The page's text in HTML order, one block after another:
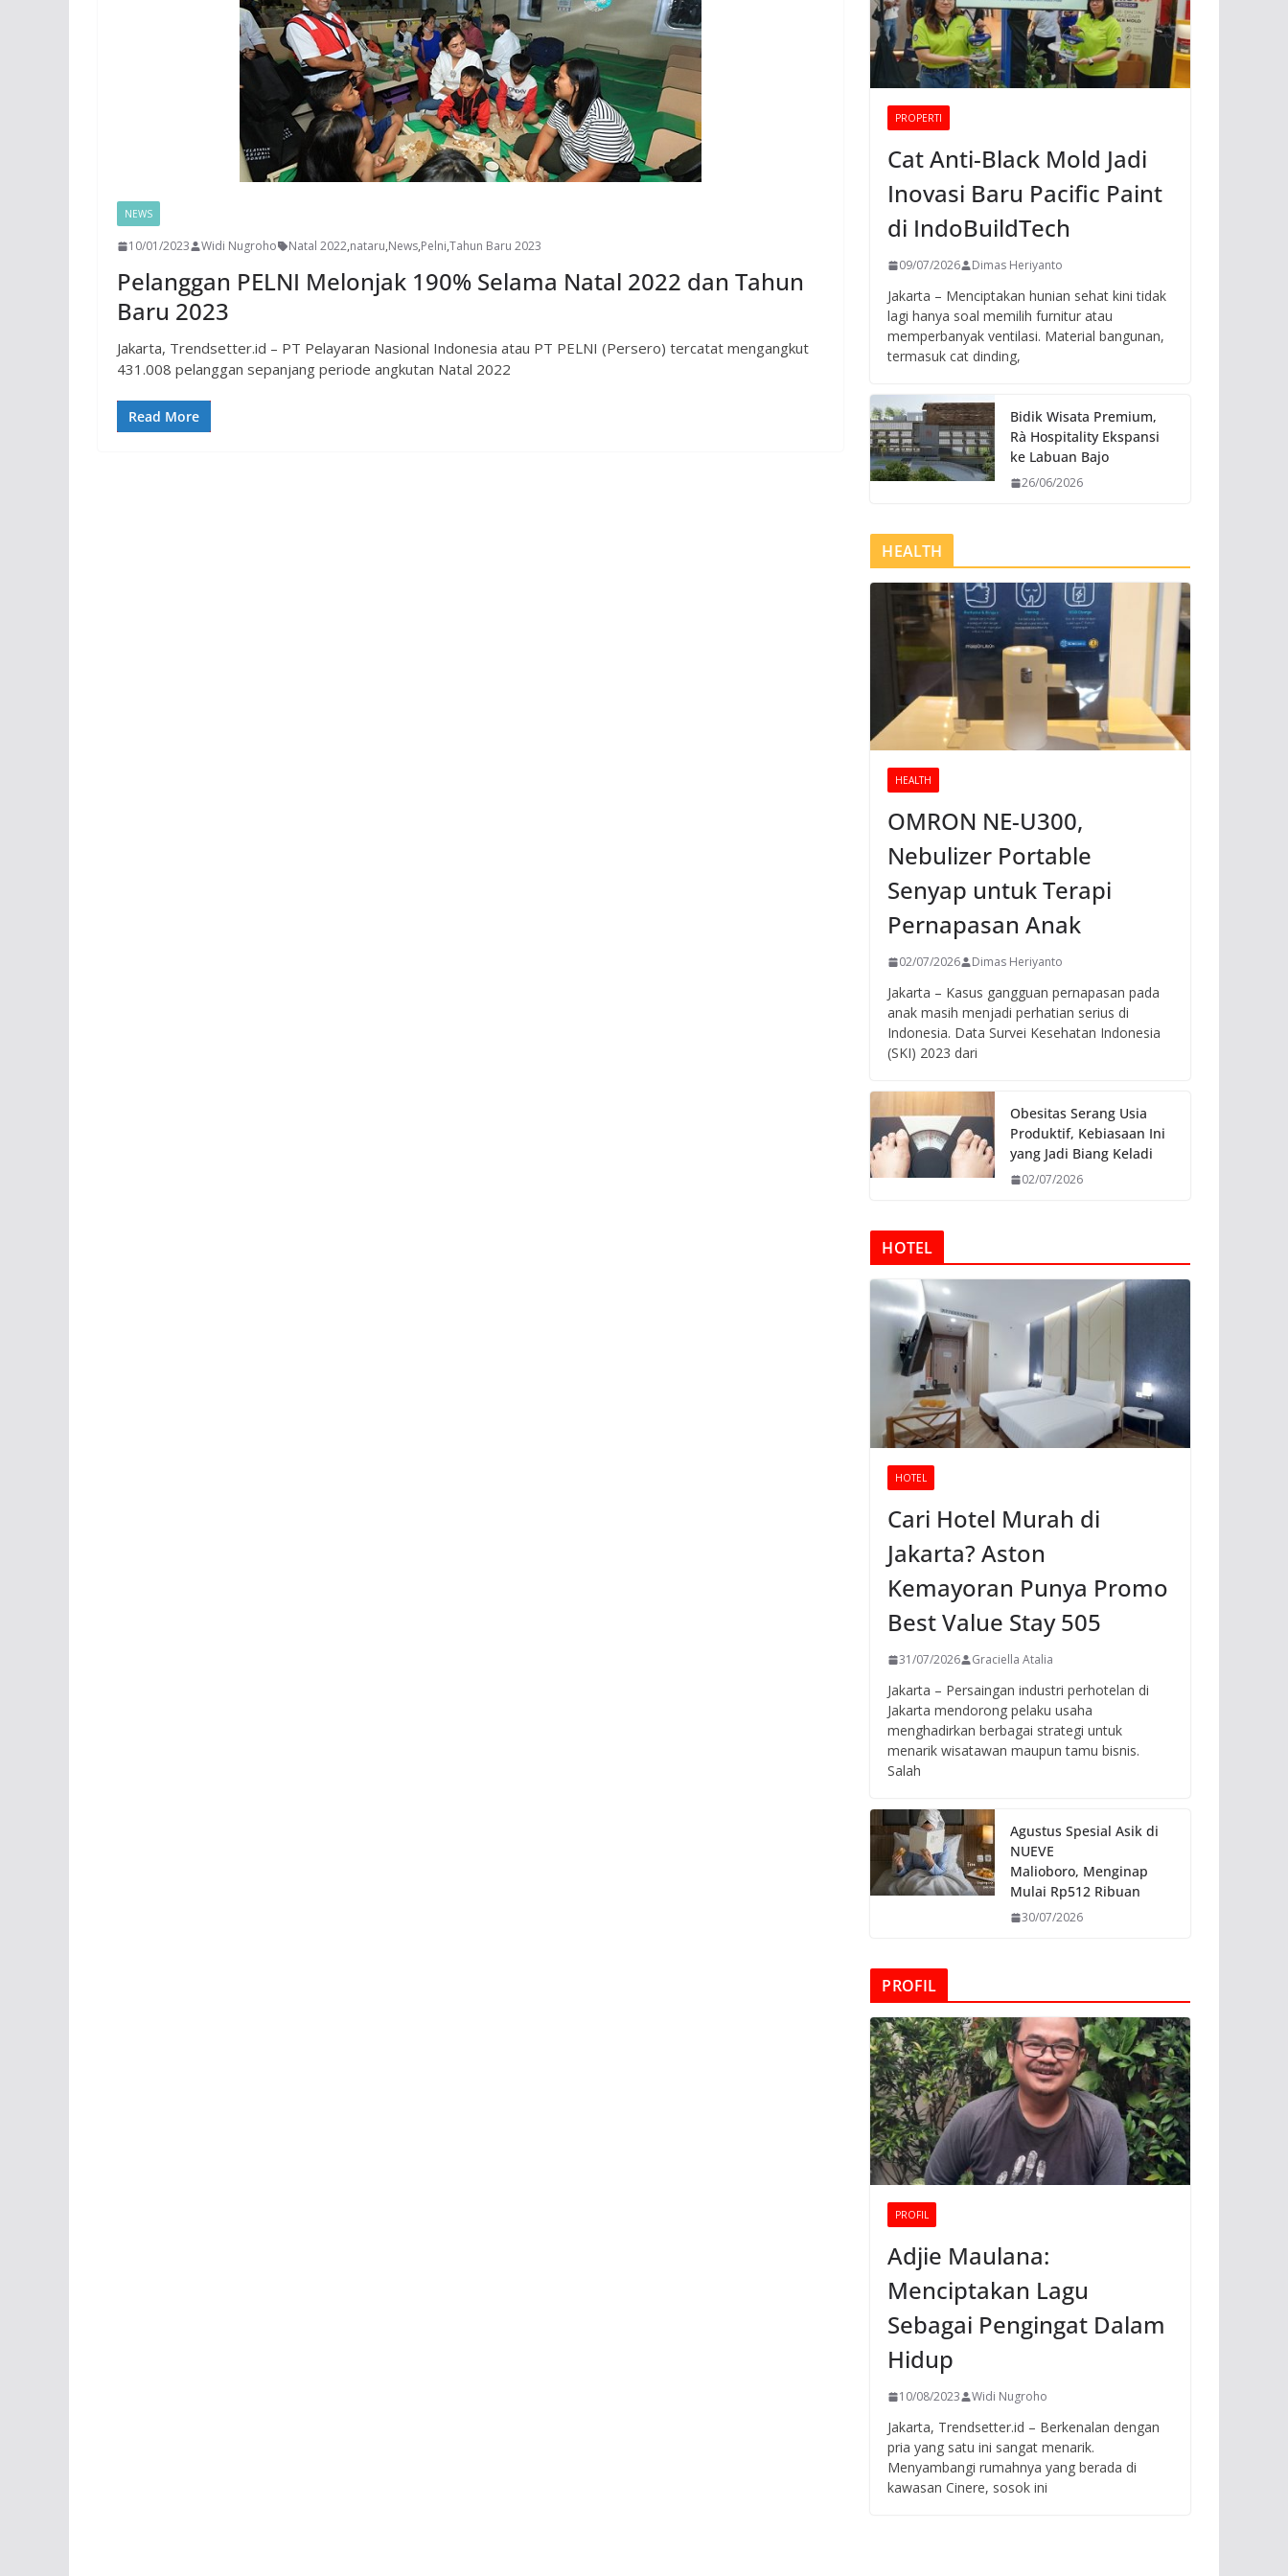
NEWS
10/01/2023 Widi Nugroho Natal 2022,nataru,News,Pelni,Tahun Baru 2023
Pelanggan PELNI Melonjak 190% Selama Natal 2022 dan Tahun
Baru 2023
Jakarta, Trendsetter.id – PT Pelayaran Nasional Indonesia atau PT PELNI (Persero) tercatat mengangkut
431.008 pelanggan sepanjang periode angkutan Natal 2022
Read More
PROPERTI
Cat Anti-Black Mold Jadi
Inovasi Baru Pacific Paint
di IndoBuildTech
09/07/2026 Dimas Heriyanto
Jakarta – Menciptakan hunian sehat kini tidak
lagi hanya soal memilih furnitur atau
memperbanyak ventilasi. Material bangunan,
termasuk cat dinding,
Bidik Wisata Premium,
Rà Hospitality Ekspansi
ke Labuan Bajo
26/06/2026
HEALTH
HEALTH
OMRON NE-U300,
Nebulizer Portable
Senyap untuk Terapi
Pernapasan Anak
02/07/2026 Dimas Heriyanto
Jakarta – Kasus gangguan pernapasan pada
anak masih menjadi perhatian serius di
Indonesia. Data Survei Kesehatan Indonesia
(SKI) 2023 dari
Obesitas Serang Usia
Produktif, Kebiasaan Ini
yang Jadi Biang Keladi
02/07/2026
HOTEL
HOTEL
Cari Hotel Murah di
Jakarta? Aston
Kemayoran Punya Promo
Best Value Stay 505
31/07/2026 Graciella Atalia
Jakarta – Persaingan industri perhotelan di
Jakarta mendorong pelaku usaha
menghadirkan berbagai strategi untuk
menarik wisatawan maupun tamu bisnis.
Salah
Agustus Spesial Asik di
NUEVE
Malioboro, Menginap
Mulai Rp512 Ribuan
30/07/2026
PROFIL
PROFIL
Adjie Maulana:
Menciptakan Lagu
Sebagai Pengingat Dalam
Hidup
10/08/2023 Widi Nugroho
Jakarta, Trendsetter.id – Berkenalan dengan
pria yang satu ini sangat menarik.
Menyambangi rumahnya yang berada di
kawasan Cinere, sosok ini